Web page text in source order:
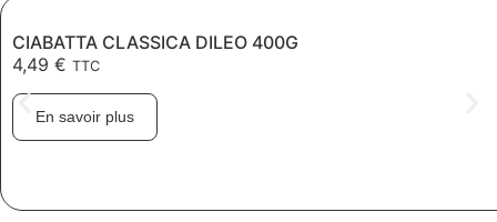
CIABATTA CLASSICA DILEO 400G
4,49 € TTC
En savoir plus